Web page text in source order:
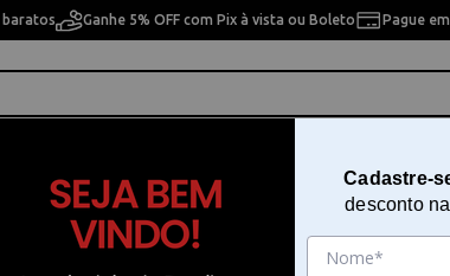
baratos Ganhe 5% OFF com Pix à vista ou Boleto Pague
Pintura
Velvet Mini 14x1,5x9cm Fb9633-7
Cadastre-
desconto